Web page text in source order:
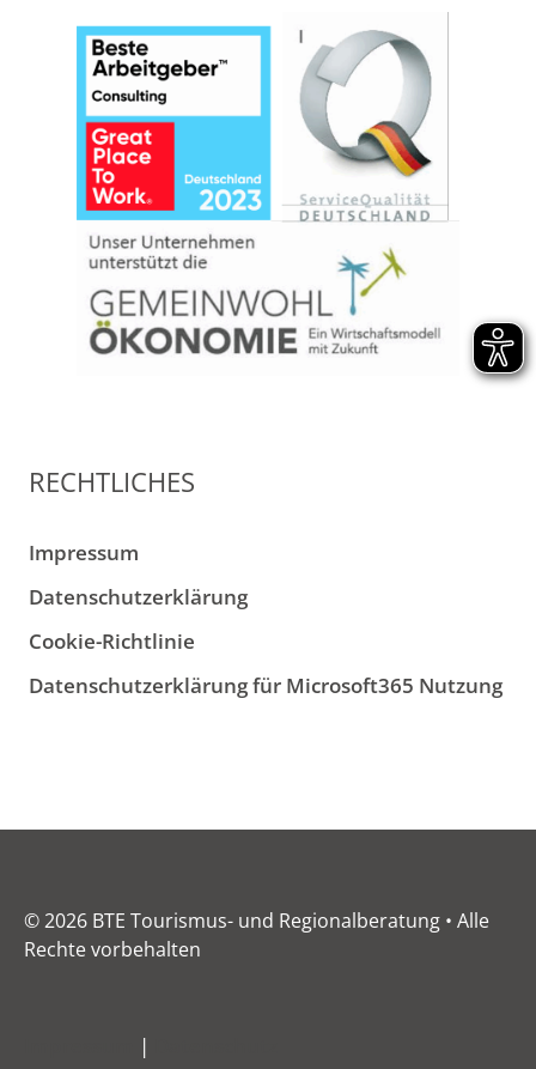
RECHTLICHES
Impressum
Datenschutzerklärung
Cookie-Richtlinie
Datenschutzerklärung für Microsoft365 Nutzung
© 2026 BTE Tourismus- und Regionalberatung • Alle
Rechte vorbehalten
|